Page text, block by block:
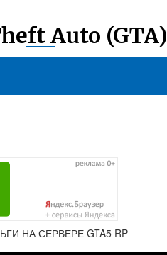
Auto (GTA)
НА СЕРВЕРЕ GTA5 RP